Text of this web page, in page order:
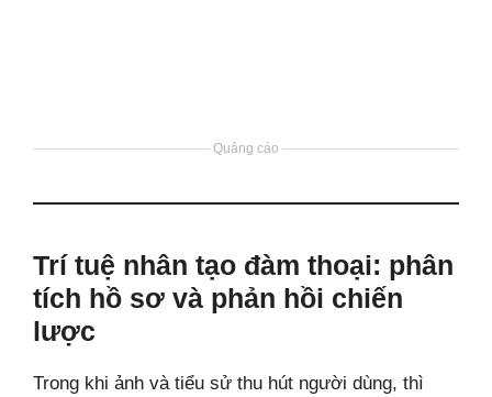
Quảng cáo
Trí tuệ nhân tạo đàm thoại: phân
tích hồ sơ và phản hồi chiến
lược
Trong khi ảnh và tiểu sử thu hút người dùng, thì